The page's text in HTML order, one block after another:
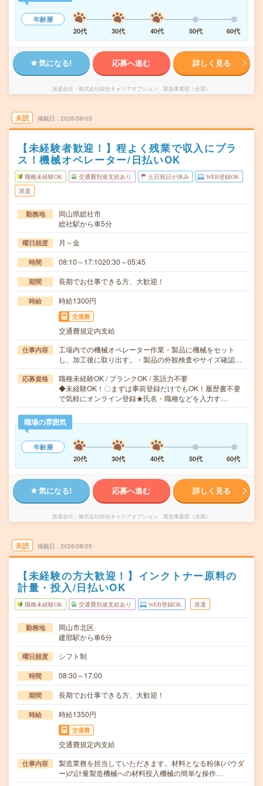
年齢層
20代
30代 40代 50代 60代
気になる! 応募へ進む 詳しく見る
派遣会社 株式会社綜合キャリアオプション 製造事業部（全国）
未読 掲載日 2026/08/05
【未経験者歓迎！】程よく残業で収入にプラ
ス！機械オペレーター/日払いOK
職種未経験OK 交通費別途支給あり 土日祝日が休み WEB登録OK
派遣
勤務地
岡山県総社市
総社駅から車5分
曜日頻度 月～金
時間 08:10～17:1020:30～05:45
期間 長期でお仕事できる方、大歓迎！
時給 時給1300円
交通費
交通費規定内支給
仕事内容
工場内での機械オペレーター作業・製品に機械をセット
し、加工後に取り出す。・製品の外観検査やサイズ確認…
応募資格
職種未経験OK / ブランクOK / 英語力不要
◆未経験OK！〇まずは事前登録だけでもOK！履歴書不要
で気軽にオンライン登録★氏名・職種などを入力す…
職場の雰囲気
年齢層
20代
30代 40代 50代 60代
気になる! 応募へ進む 詳しく見る
派遣会社 株式会社綜合キャリアオプション 製造事業部（全国）
未読 掲載日 2026/08/05
【未経験の方大歓迎！】インクトナー原料の
計量・投入/日払いOK
職種未経験OK 交通費別途支給あり WEB登録OK 派遣
勤務地
岡山市北区
建部駅から車6分
曜日頻度 シフト制
時間 08:30～17:00
期間 長期でお仕事できる方、大歓迎！
時給 時給1350円
交通費
交通費規定内支給
仕事内容
製造業務を担当していただきます。材料となる粉体(パウダ
ー)の計量製造機械への材料投入機械の簡単な操作…